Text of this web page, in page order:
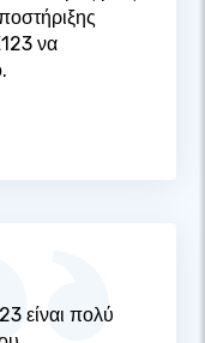
να
είναι πολύ